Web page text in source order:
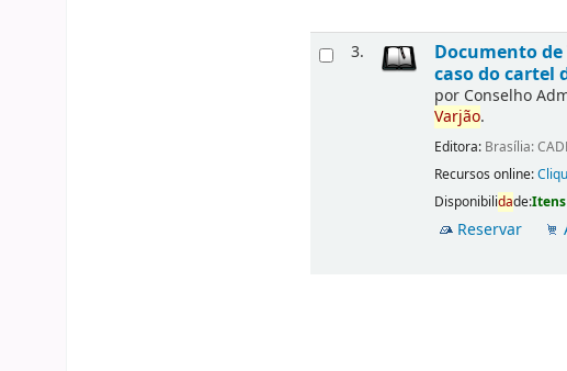
3.
Documento
caso do cartel
por Conselho
Varjão.
Editora: Brasília:
Recursos online:
Disponibilidade:
Reservar